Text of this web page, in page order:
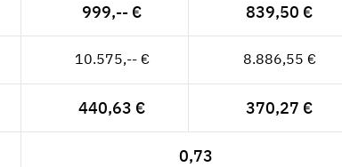
999,-- € 839,50 €
10.575,-- € 8.886,55 €
440,63 € 370,27 €
0,73